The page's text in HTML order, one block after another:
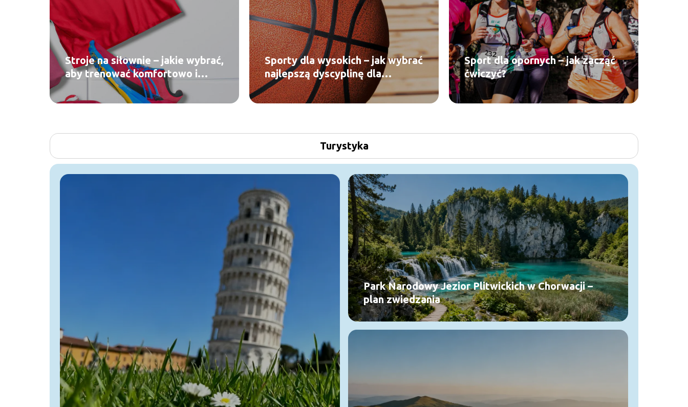
Stroje na siłownie – jakie wybrać,
aby trenować komfortowo i
stylowo?
Sporty dla wysokich – jak wybrać
najlepszą dyscyplinę dla
swojego wzrostu?
Sport dla opornych – jak zacząć
ćwiczyć?
Turystyka
Park Narodowy Jezior Plitwickich w Chorwacji –
plan zwiedzania